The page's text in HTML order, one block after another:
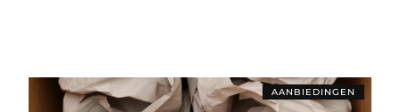
AANBIEDINGEN